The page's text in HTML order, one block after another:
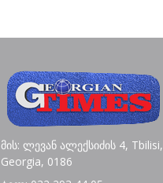
მის: ლევან ალექსიძის 4, Tbilisi,
Georgia, 0186